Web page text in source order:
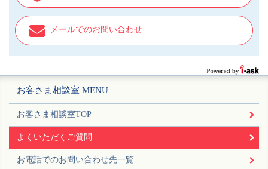
メールでのお問い合わせ
お客さま相談室 MENU
お客さま相談室TOP
よくいただくご質問
お電話でのお問い合わせ先一覧